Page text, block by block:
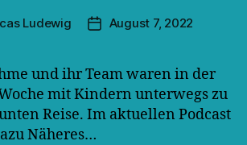
Ludewig Veröffentlichungsdatum
August 7, 2022
und ihr Team waren in der
mit Kindern unterwegs zu
Reise. Im aktuellen Podcast
Näheres…